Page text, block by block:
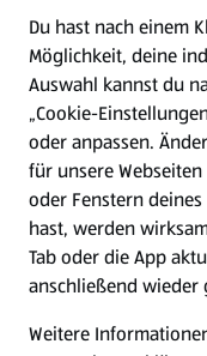
Presse
Hilfe & Kontakt
(öffnet in einem
Unternehmen
Folge uns hier:
Du hast nach einem
Möglichkeit, deine
Auswahl kannst du
„Cookie-
oder anpassen.
für unsere
oder Fenstern
hast, werden
Tab oder die App
anschließend wieder
Weitere